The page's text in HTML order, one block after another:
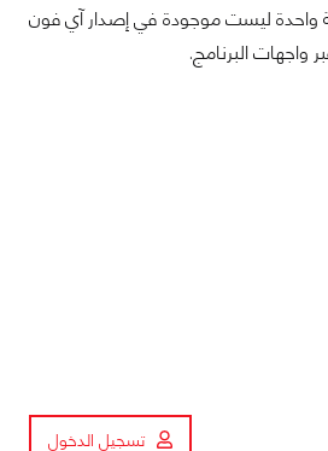
واحدة ليست موجودة في إصدار آي فون
تسجيل الدخول